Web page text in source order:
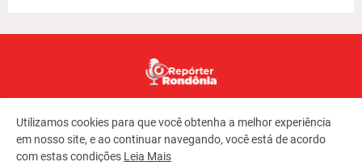
Utilizamos cookies para que você obtenha a melhor experiência
em nosso site, e ao continuar navegando, você está de acordo
com estas condições Leia Mais